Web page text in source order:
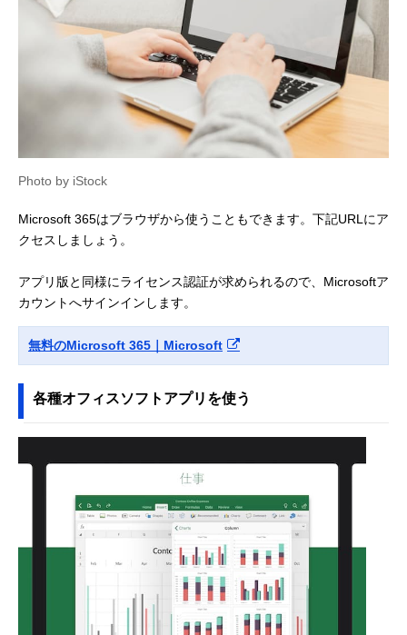
Photo by iStock
Microsoft 365はブラウザから使うこともできます。下記URLにア
クセスしましょう。
アプリ版と同様にライセンス認証が求められるので、Microsoftア
カウントへサインインします。
無料のMicrosoft 365｜Microsoft
各種オフィスソフトアプリを使う